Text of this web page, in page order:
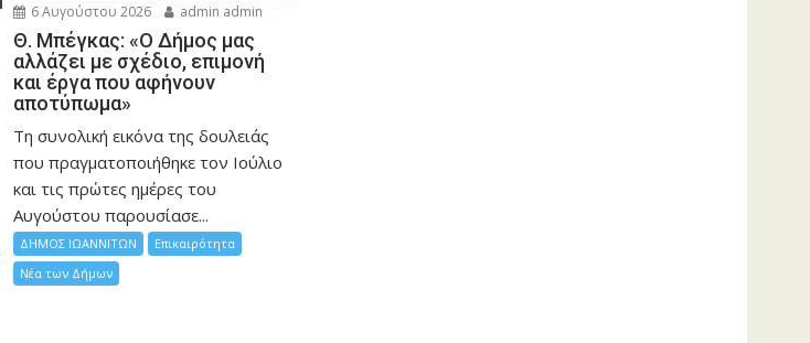
6 Αυγούστου 2026 admin admin
Θ. Μπέγκας: «Ο Δήμος μας
αλλάζει με σχέδιο, επιμονή
και έργα που αφήνουν
αποτύπωμα»
Τη συνολική εικόνα της δουλειάς
που πραγματοποιήθηκε τον Ιούλιο
και τις πρώτες ημέρες του
Αυγούστου παρουσίασε...
ΔΗΜΟΣ ΙΩΑΝΝΙΤΩΝ
Επικαιρότητα
Νέα των Δήμων